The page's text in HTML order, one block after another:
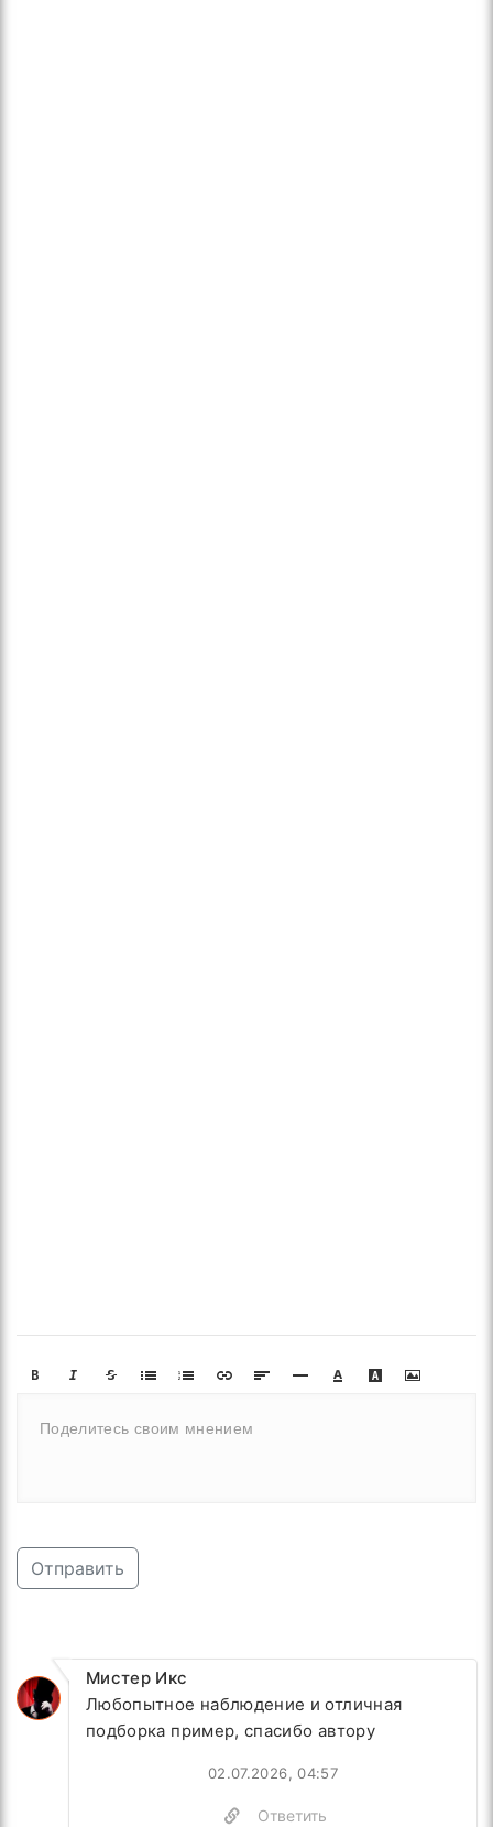
Отправить
Мистер Икс
Любопытное наблюдение и отличная
подборка пример, спасибо автору
02.07.2026, 04:57
Ответить